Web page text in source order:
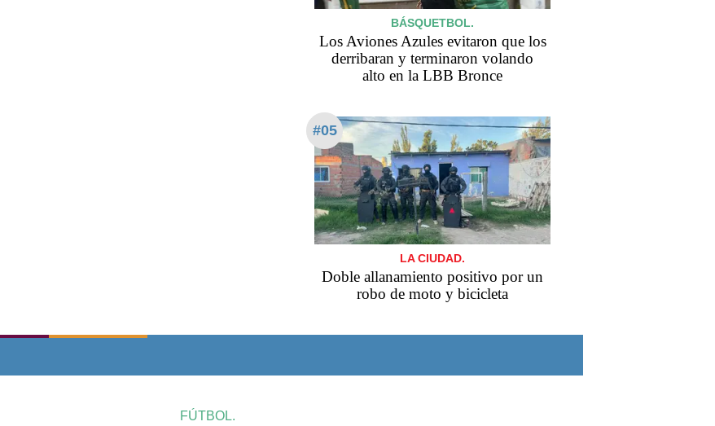
BÁSQUETBOL.
Los Aviones Azules evitaron que los
derribaran y terminaron volando
alto en la LBB Bronce
#05
LA CIUDAD.
Doble allanamiento positivo por un
robo de moto y bicicleta
FÚTBOL.